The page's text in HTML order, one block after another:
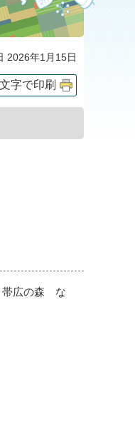
年1月15日
字で印刷
帯広の森 な